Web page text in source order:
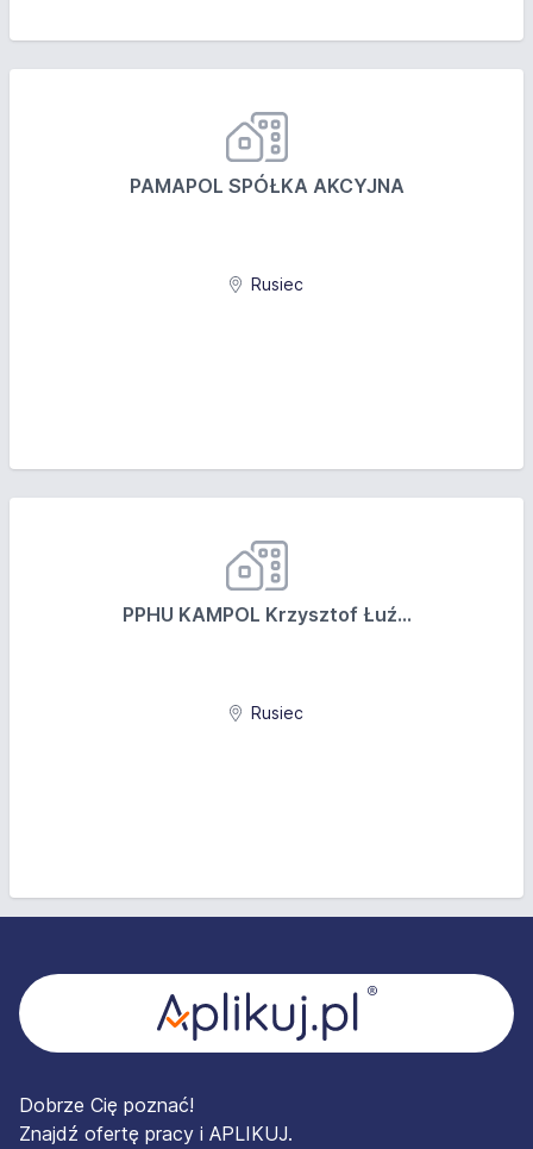
PAMAPOL SPÓŁKA AKCYJNA
Rusiec
PPHU KAMPOL Krzysztof Łuź...
Rusiec
Dobrze Cię poznać!
Znajdź ofertę pracy i APLIKUJ.